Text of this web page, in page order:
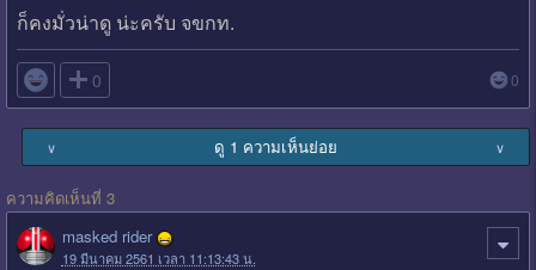
ก็คงมั่วน่าดู น่ะครับ จขกท.
 0 0
∨ ดู 1 ความเห็นย่อย ∨
ความคิดเห็นที่ 3
masked rider
19 มีนาคม 2561 เวลา 11:13:43 น.